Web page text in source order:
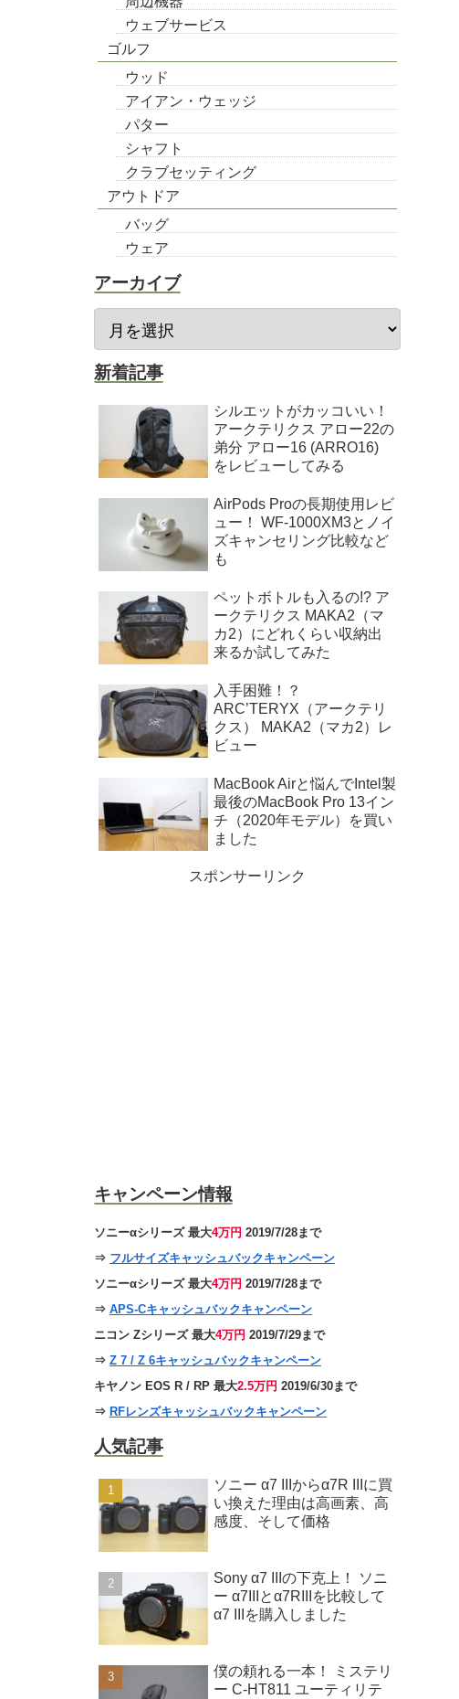
ウェブサービス
ゴルフ
ウッド
アイアン・ウェッジ
パター
シャフト
クラブセッティング
アウトドア
バッグ
ウェア
アーカイブ
新着記事
シルエットがカッコいい！
アークテリクス アロー22の
弟分 アロー16 (ARRO16)
をレビューしてみる
AirPods Proの長期使用レビ
ュー！ WF-1000XM3とノイ
ズキャンセリング比較など
も
ペットボトルも入るの!? ア
ークテリクス MAKA2（マ
カ2）にどれくらい収納出
来るか試してみた
入手困難！？
ARC’TERYX（アークテリ
クス） MAKA2（マカ2）レ
ビュー
MacBook Airと悩んでIntel製
最後のMacBook Pro 13イン
チ（2020年モデル）を買い
ました
スポンサーリンク
キャンペーン情報
ソニーαシリーズ 最大4万円 2019/7/28まで
⇒ フルサイズキャッシュバックキャンペーン
ソニーαシリーズ 最大4万円 2019/7/28まで
⇒ APS-Cキャッシュバックキャンペーン
ニコン Zシリーズ 最大4万円 2019/7/29まで
⇒ Z 7 / Z 6キャッシュバックキャンペーン
キヤノン EOS R / RP 最大2.5万円 2019/6/30まで
⇒ RFレンズキャッシュバックキャンペーン
人気記事
ソニー α7 IIIからα7R IIIに買
い換えた理由は高画素、高
感度、そして価格
Sony α7 IIIの下克上！ ソニ
ー α7IIIとα7RIIIを比較して
α7 IIIを購入しました
僕の頼れる一本！ ミステリ
ー C-HT811 ユーティリテ